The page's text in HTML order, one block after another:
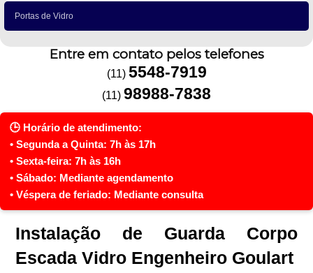
Portas de Vidro
Entre em contato pelos telefones
(11) 5548-7919
(11) 98988-7838
Instalação de Guarda Corpo
Escada Vidro Engenheiro Goulart